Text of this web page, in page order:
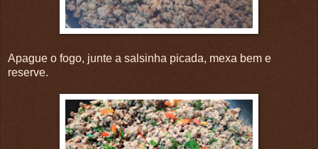
Apague o fogo, junte a salsinha picada, mexa bem e
reserve.